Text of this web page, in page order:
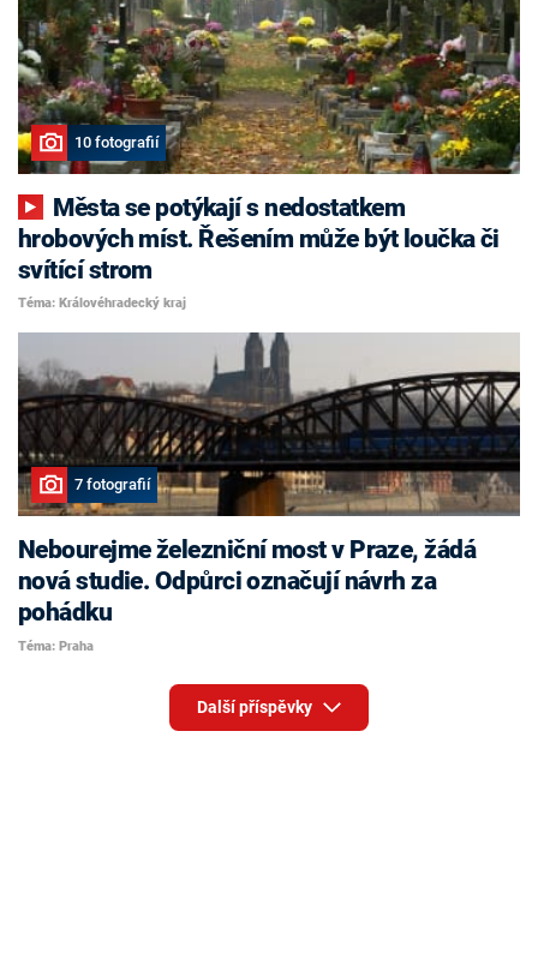
10 fotografií
hrobových míst. Řešením může být loučka či
svítící strom
Téma: Královéhradecký kraj
7 fotografií
Nebourejme železniční most v Praze, žádá
nová studie. Odpůrci označují návrh za
pohádku
Téma: Praha
Další příspěvky